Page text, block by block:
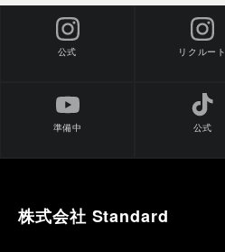
公式 リクルート
準備中 公式
株式会社 Standard